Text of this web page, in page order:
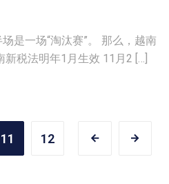
是一场“淘汰赛”。 那么，越南
税法明年1月生效 11月2 […]
11 12